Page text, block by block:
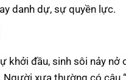
danh dự, sự quyền lực.
đầu, sinh sôi nảy nở